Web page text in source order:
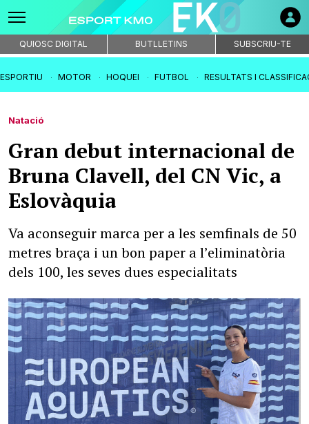
QUIOSC DIGITAL BUTLLETINS SUBSCRIU-TE
MOTOR HOQUEI FUTBOL RESULTATS I
Natació
Gran debut internacional de
Bruna Clavell, del CN Vic, a
Eslovàquia
Va aconseguir marca per a les semfinals de 50
metres braça i un bon paper a l’eliminatòria
dels 100, les seves dues especialitats